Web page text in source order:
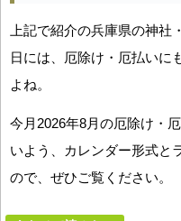
上記で紹介の兵庫県の神社
日には、厄除け・厄払いに
よね。
今月2026年8月の厄除け・
いよう、カレンダー形式と
ので、ぜひご覧ください。